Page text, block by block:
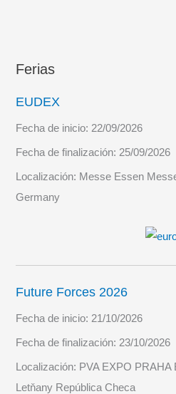
Ferias
EUDEX
Fecha de inicio: 22/09/2026
Fecha de finalización: 25/09/2026
Localización: Messe Essen
Germany
Future Forces 2026
Fecha de inicio: 21/10/2026
Fecha de finalización: 23/10/2026
Localización: PVA EXPO PRAHA
Letňany República Checa